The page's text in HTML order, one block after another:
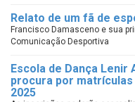
Relato de um fã de
Francisco Damasceno e sua
Comunicação Desportiva
Escola de Dança
procura por
2025